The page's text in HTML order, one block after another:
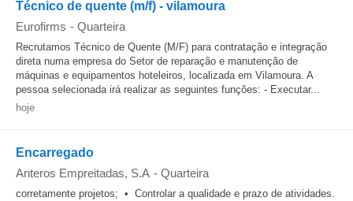
Técnico de quente (m/f) - vilamoura
Eurofirms - Quarteira
Recrutamos Técnico de Quente (M/F) para contratação e integração
direta numa empresa do Setor de reparação e manutenção de
máquinas e equipamentos hoteleiros, localizada em Vilamoura. A
pessoa selecionada irá realizar as seguintes funções: - Executar...
hoje
Encarregado
Anteros Empreitadas, S.A - Quarteira
corretamente projetos; • Controlar a qualidade e prazo de atividades.